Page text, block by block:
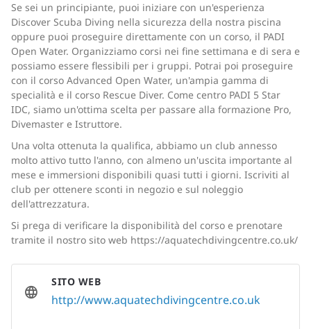
Se sei un principiante, puoi iniziare con un'esperienza
Discover Scuba Diving nella sicurezza della nostra piscina
oppure puoi proseguire direttamente con un corso, il PADI
Open Water. Organizziamo corsi nei fine settimana e di sera e
possiamo essere flessibili per i gruppi. Potrai poi proseguire
con il corso Advanced Open Water, un'ampia gamma di
specialità e il corso Rescue Diver. Come centro PADI 5 Star
IDC, siamo un'ottima scelta per passare alla formazione Pro,
Divemaster e Istruttore.
Una volta ottenuta la qualifica, abbiamo un club annesso
molto attivo tutto l'anno, con almeno un'uscita importante al
mese e immersioni disponibili quasi tutti i giorni. Iscriviti al
club per ottenere sconti in negozio e sul noleggio
dell'attrezzatura.
Si prega di verificare la disponibilità del corso e prenotare
tramite il nostro sito web https://aquatechdivingcentre.co.uk/
SITO WEB
http://www.aquatechdivingcentre.co.uk